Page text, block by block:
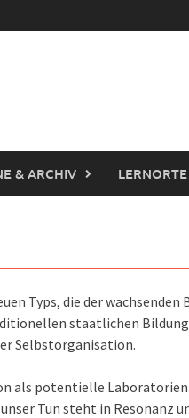
& ARCHIV LERNORTE
Typs, die der
staatlichen
Selbstorganisation.
als potentielle
Tun steht in Resonanz